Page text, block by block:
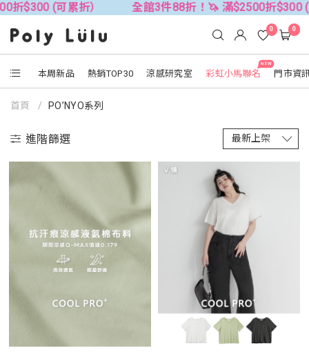
累折） 全館3件88折！🦄 滿$2500折$300 (可累折）
本周新品 熱銷TOP30 涼感研究室
NEW
彩虹小馬聯名 門市資
0 0
首頁 PO’NYO系列
進階篩選